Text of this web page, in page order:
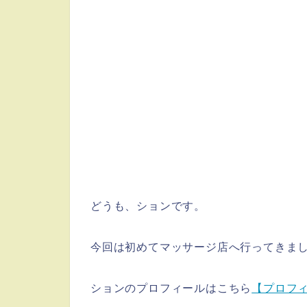
どうも、ションです。
今回は初めてマッサージ店へ行ってきまし
ションのプロフィールはこちら 【プロフ